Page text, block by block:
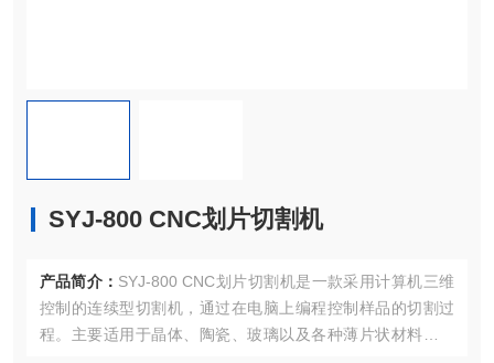
SYJ-800 CNC划片切割机
产品简介： SYJ-800 CNC划片切割机是一款采用计算机三维
控制的连续型切割机，通过在电脑上编程控制样品的切割过
程。主要适用于晶体、陶瓷、玻璃以及各种薄片状材料的划